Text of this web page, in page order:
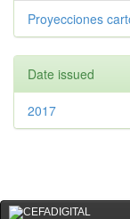
Proyecciones
Date issued
2017